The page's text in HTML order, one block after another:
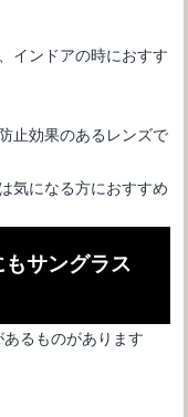
グラス選び方の基本
インドアの時におすす
止効果のあるレンズで
気になる方におすすめ
サングラス
るものがあります